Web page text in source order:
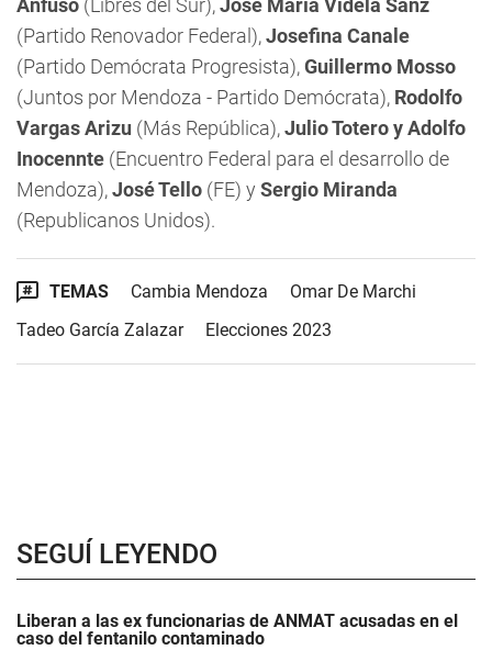
Anfuso (Libres del Sur),José María Videla Sanz
(Partido Renovador Federal),Josefina Canale
(Partido Demócrata Progresista),Guillermo Mosso
(Juntos por Mendoza - Partido Demócrata), Rodolfo
Vargas Arizu (Más República),Julio Totero y Adolfo
Inocennte (Encuentro Federal para el desarrollo de
Mendoza),José Tello (FE) y Sergio Miranda
(Republicanos Unidos).
TEMAS Cambia Mendoza
Omar De Marchi
Tadeo García Zalazar
Elecciones 2023
SEGUÍ LEYENDO
Liberan a las ex funcionarias de ANMAT acusadas en el
caso del fentanilo contaminado